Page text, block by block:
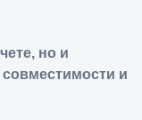
но и
и